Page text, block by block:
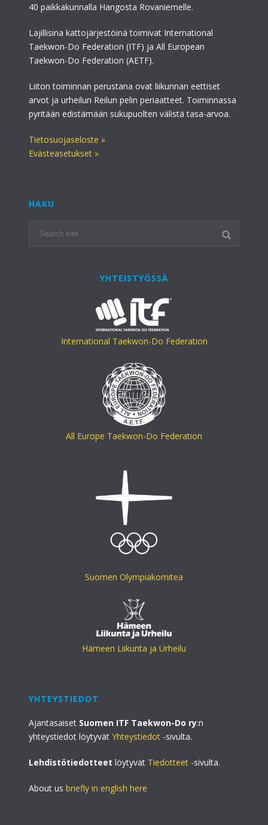
40 paikkakunnalla Hangosta Rovaniemelle.
Lajillisina kattojärjestöinä toimivat International
Taekwon-Do Federation (ITF) ja All European
Taekwon-Do Federation (AETF).
Liiton toiminnan perustana ovat liikunnan eettiset
arvot ja urheilun Reilun pelin periaatteet. Toiminnassa
pyritään edistämään sukupuolten välistä tasa-arvoa.
Tietosuojaseloste »
Evästeasetukset »
HAKU
YHTEISTYÖSSÄ
International Taekwon-Do Federation
All Europe Taekwon-Do Federation
Suomen Olympiakomitea
Hämeen Liikunta ja Urheilu
YHTEYSTIEDOT
Ajantasaiset Suomen ITF Taekwon-Do ry:n
yhteystiedot löytyvätYhteystiedot -sivulta.
Lehdistötiedotteet löytyvät Tiedotteet -sivulta.
About usbriefly in english here